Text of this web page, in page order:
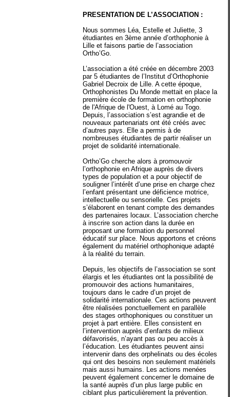
PRESENTATION DE L’ASSOCIATION :
Nous sommes Léa, Estelle et Juliette, 3
étudiantes en 3ème année d’orthophonie à
Lille et faisons partie de l’association
Ortho’Go.
L’association a été créée en décembre 2003
par 5 étudiantes de l’Institut d’Orthophonie
Gabriel Decroix de Lille. A cette époque,
Orthophonistes Du Monde mettait en place la
première école de formation en orthophonie
de l'Afrique de l'Ouest, à Lomé au Togo.
Depuis, l’association s’est agrandie et de
nouveaux partenariats ont été créés avec
d’autres pays. Elle a permis à de
nombreuses étudiantes de partir réaliser un
projet de solidarité internationale.
Ortho’Go cherche alors à promouvoir
l’orthophonie en Afrique auprès de divers
types de population et a pour objectif de
souligner l’intérêt d’une prise en charge chez
l’enfant présentant une déficience motrice,
intellectuelle ou sensorielle. Ces projets
s’élaborent en tenant compte des demandes
des partenaires locaux. L’association cherche
à inscrire son action dans la durée en
proposant une formation du personnel
éducatif sur place. Nous apportons et créons
également du matériel orthophonique adapté
à la réalité du terrain.
Depuis, les objectifs de l’association se sont
élargis et les étudiantes ont la possibilité de
promouvoir des actions humanitaires,
toujours dans le cadre d’un projet de
solidarité internationale. Ces actions peuvent
être réalisées ponctuellement en parallèle
des stages orthophoniques ou constituer un
projet à part entière. Elles consistent en
l’intervention auprès d’enfants de milieux
défavorisés, n’ayant pas ou peu accès à
l’éducation. Les étudiantes peuvent ainsi
intervenir dans des orphelinats ou des écoles
qui ont des besoins non seulement matériels
mais aussi humains. Les actions menées
peuvent également concerner le domaine de
la santé auprès d’un plus large public en
ciblant plus particulièrement la prévention.